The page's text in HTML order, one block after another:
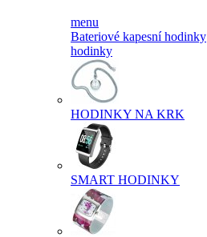
menu
Bateriové kapesní hodinky
hodinky
HODINKY NA KRK
SMART HODINKY